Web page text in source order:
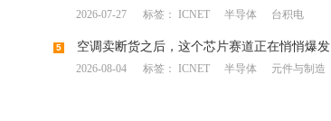
调涨，意法/德仪业绩大幅提升
2026-07-27 标签： ICNET 半导体 台积电
5 空调卖断货之后，这个芯片赛道正在悄悄爆发
2026-08-04 标签： ICNET 半导体 元件与制造